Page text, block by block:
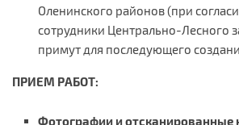
Оленинского районов (при
сотрудники Центрально-Лесного
примут для последующего
ПРИЕМ РАБОТ:
Фотографии и отсканированные